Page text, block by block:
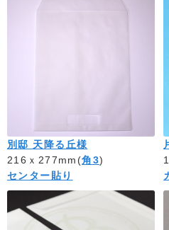
別邸 天降る丘様
216ｘ277mm(角3)
センター貼り